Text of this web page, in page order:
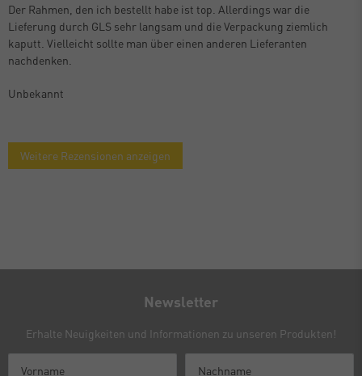
Der Rahmen, den ich bestellt habe ist top. Allerdings war die
Lieferung durch GLS sehr langsam und die Verpackung ziemlich
kaputt. Vielleicht sollte man über einen anderen Lieferanten
nachdenken.
Unbekannt
Weitere Rezensionen anzeigen
Newsletter
Erhalte Neuigkeiten und Informationen zu unseren Produkten!